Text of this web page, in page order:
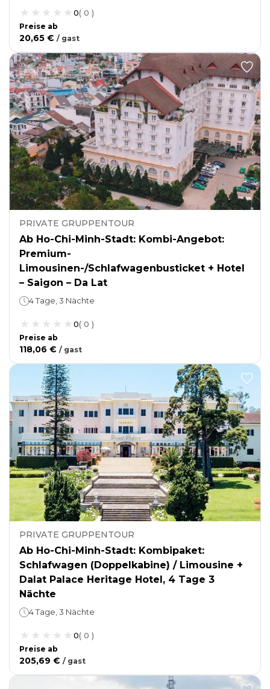
0( 0 )
Preise ab
20,65 € / gast
PRIVATE GRUPPENTOUR
Ab Ho-Chi-Minh-Stadt: Kombi-Angebot:
Premium-
Limousinen-/Schlafwagenbusticket + Hotel
– Saigon – Da Lat
4 Tage, 3 Nächte
0( 0 )
Preise ab
118,06 € / gast
PRIVATE GRUPPENTOUR
Ab Ho-Chi-Minh-Stadt: Kombipaket:
Schlafwagen (Doppelkabine) / Limousine +
Dalat Palace Heritage Hotel, 4 Tage 3
Nächte
4 Tage, 3 Nächte
0( 0 )
Preise ab
205,69 € / gast